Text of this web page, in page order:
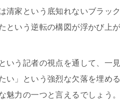
清家という底知れないブラッ
という逆転の構図が浮かび上が
いう記者の視点を通して、一
い」という強烈な欠落を埋め
魅力の一つと言えるでしょう。